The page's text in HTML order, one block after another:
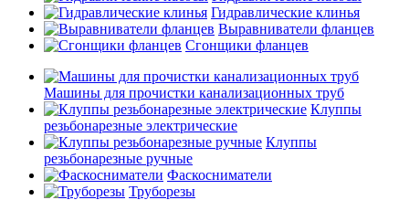
Гидравлические клинья
Выравниватели фланцев
Сгонщики фланцев
Машины для прочистки канализационных труб
Клуппы
резьбонарезные электрические
Клуппы
резьбонарезные ручные
Фаскосниматели
Труборезы